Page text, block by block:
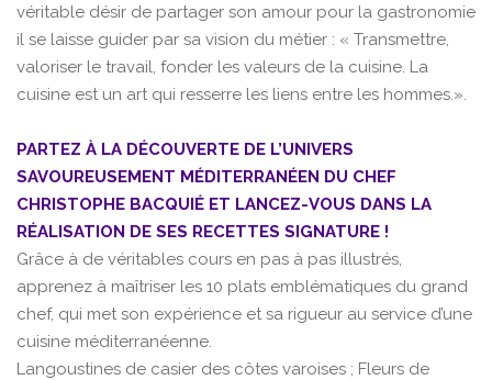
véritable désir de partager son amour pour la gastronomie
il se laisse guider par sa vision du métier : « Transmettre,
valoriser le travail, fonder les valeurs de la cuisine. La
cuisine est un art qui resserre les liens entre les hommes.».
PARTEZ À LA DÉCOUVERTE DE L’UNIVERS
SAVOUREUSEMENT MÉDITERRANÉEN DU CHEF
CHRISTOPHE BACQUIÉ ET LANCEZ-VOUS DANS LA
RÉALISATION DE SES RECETTES SIGNATURE !
Grâce à de véritables cours en pas à pas illustrés,
apprenez à maîtriser les 10 plats emblématiques du grand
chef, qui met son expérience et sa rigueur au service d’une
cuisine méditerranéenne.
Langoustines de casier des côtes varoises ; Fleurs de